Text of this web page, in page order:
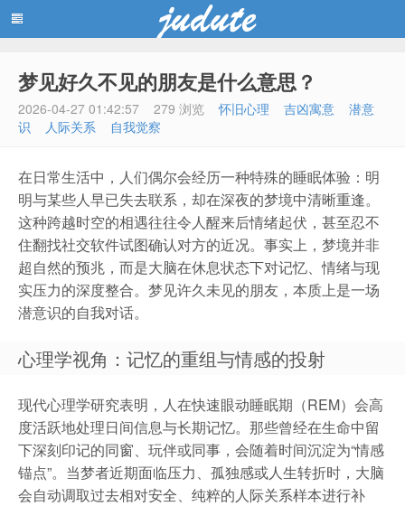
蓝黑博客主题
梦见好久不见的朋友是什么意思？
2026-04-27 01:42:57 279 浏览 怀旧心理 吉凶寓意
潜意
识
人际关系 自我觉察
在日常生活中，人们偶尔会经历一种特殊的睡眠体验：明
明与某些人早已失去联系，却在深夜的梦境中清晰重逢。
这种跨越时空的相遇往往令人醒来后情绪起伏，甚至忍不
住翻找社交软件试图确认对方的近况。事实上，梦境并非
超自然的预兆，而是大脑在休息状态下对记忆、情绪与现
实压力的深度整合。梦见许久未见的朋友，本质上是一场
潜意识的自我对话。
心理学视角：记忆的重组与情感的投射
现代心理学研究表明，人在快速眼动睡眠期（REM）会高
度活跃地处理日间信息与长期记忆。那些曾经在生命中留
下深刻印记的同窗、玩伴或同事，会随着时间沉淀为“情感
锚点”。当梦者近期面临压力、孤独感或人生转折时，大脑
会自动调取过去相对安全、纯粹的人际关系样本进行补